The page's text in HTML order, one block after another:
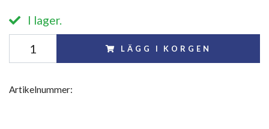
I lager.
LÄGG I KORGEN
Artikelnummer: